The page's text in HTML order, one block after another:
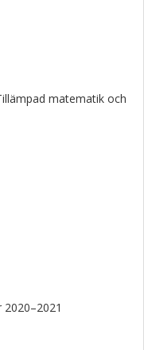
matematik och